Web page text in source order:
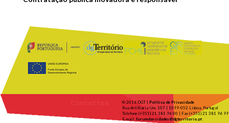
© 2016 DGT | Política de Privacidade
Rua Artilharia Um, 107 | 1099-052 Lisboa, Portugal
Telefone (+351) 21 381 96 00 | Fax (+351) 21 381 96 99
E-mail: forumdascidades@dgterritorio.pt